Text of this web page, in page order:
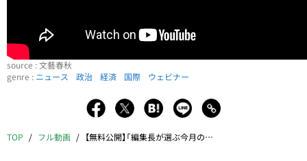
source : 文藝春秋
genre : ニュース 政治 経済 国際 ウェビナー
TOP フル動画 【無料公開】「編集長が選ぶ今月の一本」萩生田光一×山下裕貴×小黒一正×中西輝政「防衛費大論争」文藝春秋2023年3月特別号